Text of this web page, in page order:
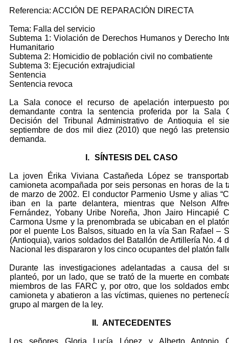
Referencia: ACCIÓN DE REPARACIÓN DIRECTA
Tema: Falla del servicio
Subtema 1: Violación de Derechos Humanos y Derecho
Humanitario
Subtema 2: Homicidio de población civil no combatiente
Subtema 3: Ejecución extrajudicial
Sentencia
Sentencia revoca
La Sala conoce el recurso de apelación interpuesto
demandante contra la sentencia proferida por la Sala
Decisión del Tribunal Administrativo de Antioquia el
septiembre de dos mil diez (2010) que negó las
demanda.
I. SÍNTESIS DEL CASO
La joven Érika Viviana Castañeda López se
camioneta acompañada por seis personas en horas de la
de marzo de 2002. El conductor Parmenio Usme y alias
iban en la parte delantera, mientras que Nelson
Fernández, Yobany Uribe Noreña, Jhon Jairo Hincapié
Carmona Usme y la prenombrada se ubicaban en el
por el puente Los Balsos, situado en la vía San Rafael –
(Antioquia), varios soldados del Batallón de Artillería No. 4
Nacional les dispararon y los cinco ocupantes del platón
Durante las investigaciones adelantadas a causa del
planteó, por un lado, que se trató de la muerte en
miembros de las FARC y, por otro, que los soldados
camioneta y abatieron a las víctimas, quienes no
grupo al margen de la ley.
II. ANTECEDENTES
Los señores Gloria Lucía López y Alberto Antonio